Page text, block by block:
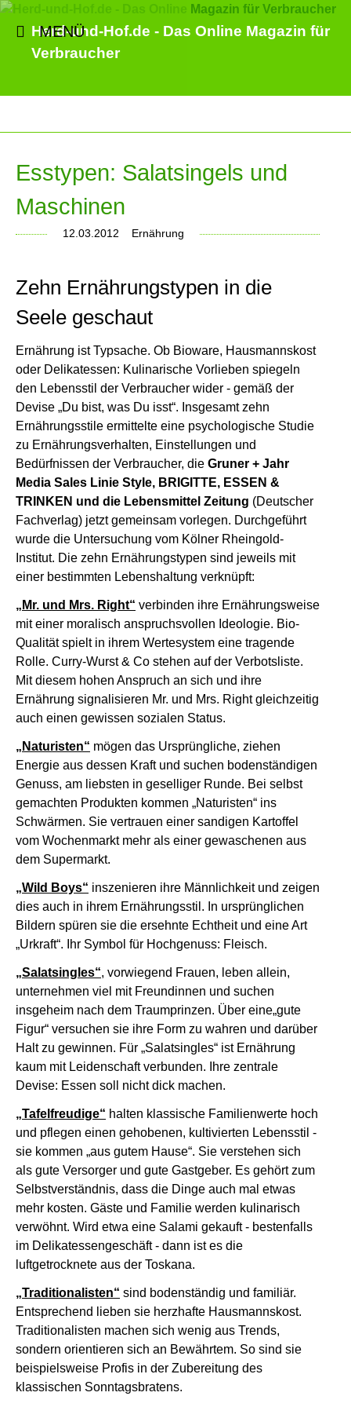
Herd-und-Hof.de - Das Online Magazin für
Verbraucher
MENÜ
Esstypen: Salatsingels und
Maschinen
12.03.2012 Ernährung
Zehn Ernährungstypen in die
Seele geschaut
Ernährung ist Typsache. Ob Bioware, Hausmannskost
oder Delikatessen: Kulinarische Vorlieben spiegeln
den Lebensstil der Verbraucher wider - gemäß der
Devise „Du bist, was Du isst“. Insgesamt zehn
Ernährungsstile ermittelte eine psychologische Studie
zu Ernährungsverhalten, Einstellungen und
Bedürfnissen der Verbraucher, die Gruner + Jahr
Media Sales Linie Style, BRIGITTE, ESSEN &
TRINKEN und die Lebensmittel Zeitung (Deutscher
Fachverlag) jetzt gemeinsam vorlegen. Durchgeführt
wurde die Untersuchung vom Kölner Rheingold-
Institut. Die zehn Ernährungstypen sind jeweils mit
einer bestimmten Lebenshaltung verknüpft:
„Mr. und Mrs. Right“ verbinden ihre Ernährungsweise
mit einer moralisch anspruchsvollen Ideologie. Bio-
Qualität spielt in ihrem Wertesystem eine tragende
Rolle. Curry-Wurst & Co stehen auf der Verbotsliste.
Mit diesem hohen Anspruch an sich und ihre
Ernährung signalisieren Mr. und Mrs. Right gleichzeitig
auch einen gewissen sozialen Status.
„Naturisten“ mögen das Ursprüngliche, ziehen
Energie aus dessen Kraft und suchen bodenständigen
Genuss, am liebsten in geselliger Runde. Bei selbst
gemachten Produkten kommen „Naturisten“ ins
Schwärmen. Sie vertrauen einer sandigen Kartoffel
vom Wochenmarkt mehr als einer gewaschenen aus
dem Supermarkt.
„Wild Boys“ inszenieren ihre Männlichkeit und zeigen
dies auch in ihrem Ernährungsstil. In ursprünglichen
Bildern spüren sie die ersehnte Echtheit und eine Art
„Urkraft“. Ihr Symbol für Hochgenuss: Fleisch.
„Salatsingles“, vorwiegend Frauen, leben allein,
unternehmen viel mit Freundinnen und suchen
insgeheim nach dem Traumprinzen. Über eine„gute
Figur“ versuchen sie ihre Form zu wahren und darüber
Halt zu gewinnen. Für „Salatsingles“ ist Ernährung
kaum mit Leidenschaft verbunden. Ihre zentrale
Devise: Essen soll nicht dick machen.
„Tafelfreudige“ halten klassische Familienwerte hoch
und pflegen einen gehobenen, kultivierten Lebensstil -
sie kommen „aus gutem Hause“. Sie verstehen sich
als gute Versorger und gute Gastgeber. Es gehört zum
Selbstverständnis, dass die Dinge auch mal etwas
mehr kosten. Gäste und Familie werden kulinarisch
verwöhnt. Wird etwa eine Salami gekauft - bestenfalls
im Delikatessengeschäft - dann ist es die
luftgetrocknete aus der Toskana.
„Traditionalisten“ sind bodenständig und familiär.
Entsprechend lieben sie herzhafte Hausmannskost.
Traditionalisten machen sich wenig aus Trends,
sondern orientieren sich an Bewährtem. So sind sie
beispielsweise Profis in der Zubereitung des
klassischen Sonntagsbratens.